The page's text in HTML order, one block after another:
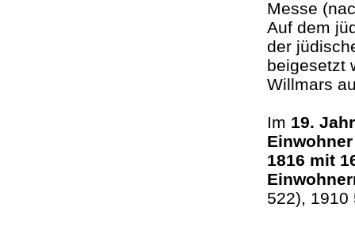
Messe
Auf dem
der
beigesetzt
Willmars
Im 19.
Einwohner
1816 mit
522),